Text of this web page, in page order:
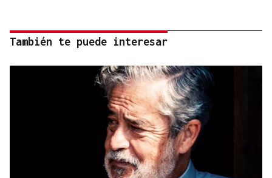
También te puede interesar